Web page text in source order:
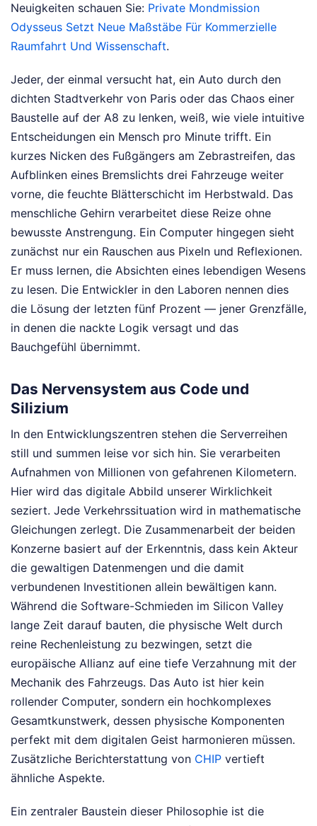
Neuigkeiten schauen Sie: Private Mondmission
Odysseus Setzt Neue Maßstäbe Für Kommerzielle
Raumfahrt Und Wissenschaft.
Jeder, der einmal versucht hat, ein Auto durch den
dichten Stadtverkehr von Paris oder das Chaos einer
Baustelle auf der A8 zu lenken, weiß, wie viele intuitive
Entscheidungen ein Mensch pro Minute trifft. Ein
kurzes Nicken des Fußgängers am Zebrastreifen, das
Aufblinken eines Bremslichts drei Fahrzeuge weiter
vorne, die feuchte Blätterschicht im Herbstwald. Das
menschliche Gehirn verarbeitet diese Reize ohne
bewusste Anstrengung. Ein Computer hingegen sieht
zunächst nur ein Rauschen aus Pixeln und Reflexionen.
Er muss lernen, die Absichten eines lebendigen Wesens
zu lesen. Die Entwickler in den Laboren nennen dies
die Lösung der letzten fünf Prozent — jener Grenzfälle,
in denen die nackte Logik versagt und das
Bauchgefühl übernimmt.
Das Nervensystem aus Code und
Silizium
In den Entwicklungszentren stehen die Serverreihen
still und summen leise vor sich hin. Sie verarbeiten
Aufnahmen von Millionen von gefahrenen Kilometern.
Hier wird das digitale Abbild unserer Wirklichkeit
seziert. Jede Verkehrssituation wird in mathematische
Gleichungen zerlegt. Die Zusammenarbeit der beiden
Konzerne basiert auf der Erkenntnis, dass kein Akteur
die gewaltigen Datenmengen und die damit
verbundenen Investitionen allein bewältigen kann.
Während die Software-Schmieden im Silicon Valley
lange Zeit darauf bauten, die physische Welt durch
reine Rechenleistung zu bezwingen, setzt die
europäische Allianz auf eine tiefe Verzahnung mit der
Mechanik des Fahrzeugs. Das Auto ist hier kein
rollender Computer, sondern ein hochkomplexes
Gesamtkunstwerk, dessen physische Komponenten
perfekt mit dem digitalen Geist harmonieren müssen.
Zusätzliche Berichterstattung von CHIP vertieft
ähnliche Aspekte.
Ein zentraler Baustein dieser Philosophie ist die